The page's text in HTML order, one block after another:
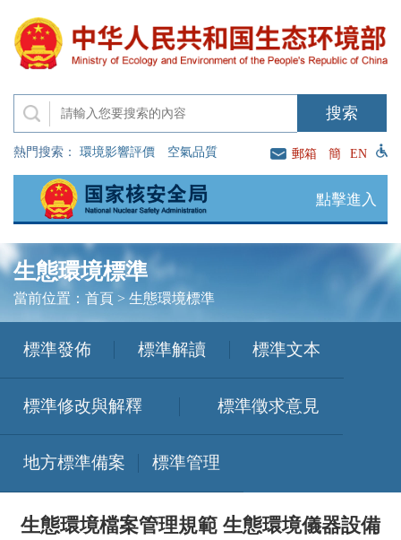
熱門搜索： 環境影響評價 空氣品質 郵箱 簡 EN
點擊進入
生態環境標準
當前位置： 首頁> 生態環境標準
標準發佈 標準解讀 標準文本
標準修改與解釋 標準徵求意見
地方標準備案 標準管理
生態環境檔案管理規範 生態環境儀器設備